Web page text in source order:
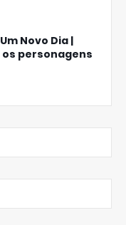
Novo Dia |
personagens